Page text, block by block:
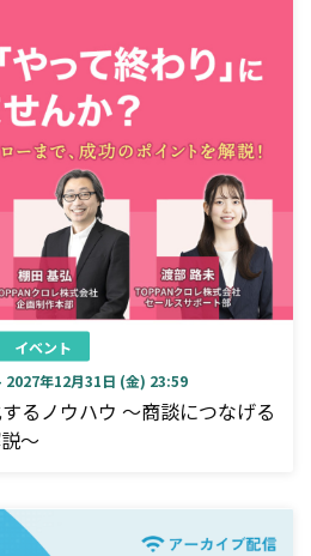
イベント
年12月31日 (金) 23:59
るノウハウ ～商談につなげる
～